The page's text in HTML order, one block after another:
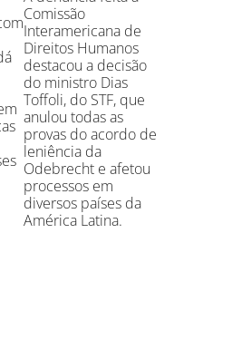
Comissão
Interamericana de
Direitos Humanos
destacou a decisão
do ministro Dias
Toffoli, do STF, que
anulou todas as
provas do acordo de
leniência da
Odebrecht e afetou
processos em
diversos países da
América Latina.